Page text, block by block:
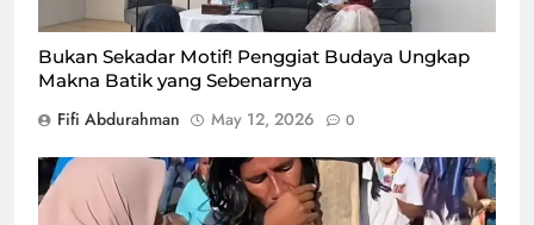
Bukan Sekadar Motif! Penggiat Budaya Ungkap
Makna Batik yang Sebenarnya
Fifi Abdurahman May 12, 2026 0